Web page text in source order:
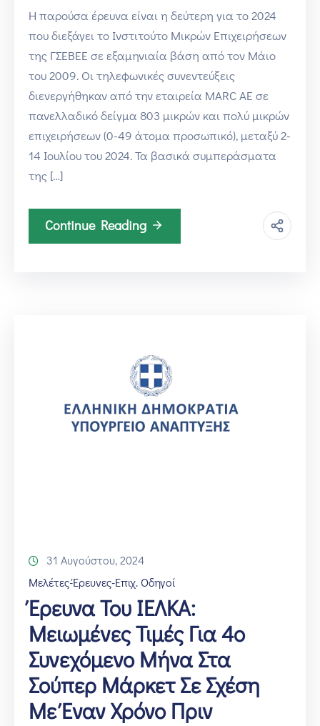
Η παρούσα έρευνα είναι η δεύτερη για το 2024
που διεξάγει το Ινστιτούτο Μικρών Επιχειρήσεων
της ΓΣΕΒΕΕ σε εξαμηνιαία βάση από τον Μάιο
του 2009. Οι τηλεφωνικές συνεντεύξεις
διενεργήθηκαν από την εταιρεία MARC AE σε
πανελλαδικό δείγμα 803 μικρών και πολύ μικρών
επιχειρήσεων (0-49 άτομα προσωπικό), μεταξύ 2-
14 Ιουλίου του 2024. Τα βασικά συμπεράσματα
της […]
Continue Reading
31 Αυγούστου, 2024
Μελέτες-Έρευνες-Επιχ. Οδηγοί
Έρευνα Του ΙΕΛΚΑ:
Μειωμένες Τιμές Για 4ο
Συνεχόμενο Μήνα Στα
Σούπερ Μάρκετ Σε Σχέση
Με Έναν Χρόνο Πριν